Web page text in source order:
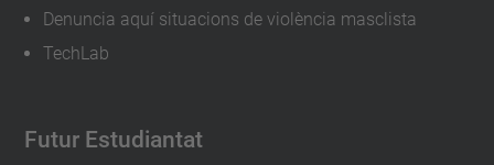
Denuncia aquí situacions de violència masclista
TechLab
Futur Estudiantat